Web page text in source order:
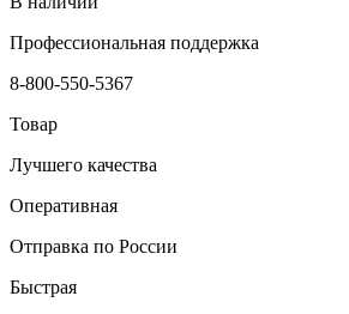
Профессиональная поддержка
8-800-550-5367
Товар
Лучшего качества
Оперативная
Отправка по России
Быстрая